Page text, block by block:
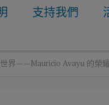
支持我們
界——Mauricio Avayu 的榮耀